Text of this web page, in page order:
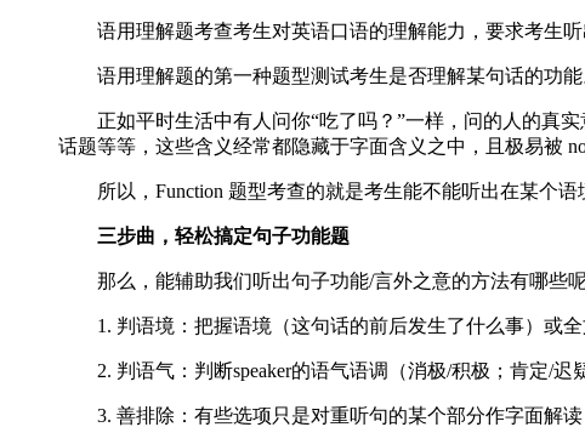
语用理解题考查考生对英语口语的理解能力，要求考生听
语用理解题的第一种题型测试考生是否理解某句话的功能
正如平时生活中有人问你“吃了吗？”一样，问的人的真实
话题等等，这些含义经常都隐藏于字面含义之中，且极易被
所以，Function 题型考查的就是考生能不能听出在某个语
三步曲，轻松搞定句子功能题
那么，能辅助我们听出句子功能/言外之意的方法有哪些
1. 判语境：把握语境（这句话的前后发生了什么事）或全
2. 判语气：判断speaker的语气语调（消极/积极；肯定/迟
3. 善排除：有些选项只是对重听句的某个部分作字面解读